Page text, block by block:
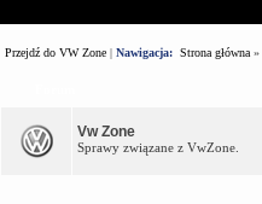
Przejdź do VW Zone | Nawigacja: Strona główna »
Vw Zone
Sprawy związane z VwZone.